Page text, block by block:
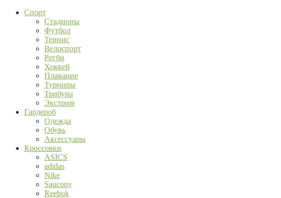
Спорт
Стадионы
Футбол
Теннис
Велоспорт
Регби
Хоккей
Плавание
Турниры
Трибуна
Экстрим
Гардероб
Одежда
Обувь
Аксессуары
Кроссовки
ASICS
adidas
Nike
Saucony
Reebok